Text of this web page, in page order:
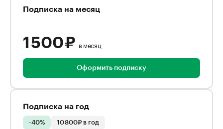
Подписка на месяц
1 500 ₽ в месяц
Оформить подписку
Подписка на год
-40% 10 800₽ в год